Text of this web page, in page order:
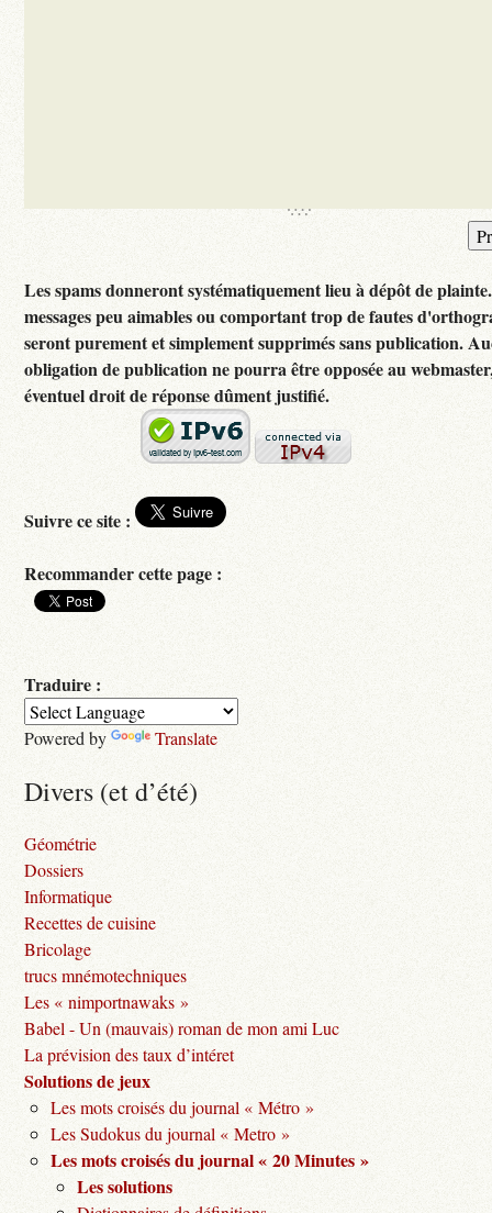
Les spams donneront systématiquement lieu à dépôt de
messages peu aimables ou comportant trop de fautes
seront purement et simplement supprimés sans publication.
obligation de publication ne pourra être opposée au
éventuel droit de réponse dûment justifié.
Suivre ce site :
Recommander cette page :
Traduire :
Powered by Translate
Divers (et d’été)
Géométrie
Dossiers
Informatique
Recettes de cuisine
Bricolage
trucs mnémotechniques
Les « nimportnawaks »
Babel - Un (mauvais) roman de mon ami Luc
La prévision des taux d’intéret
Solutions de jeux
Les mots croisés du journal « Métro »
Les Sudokus du journal « Metro »
Les mots croisés du journal « 20 Minutes »
Les solutions